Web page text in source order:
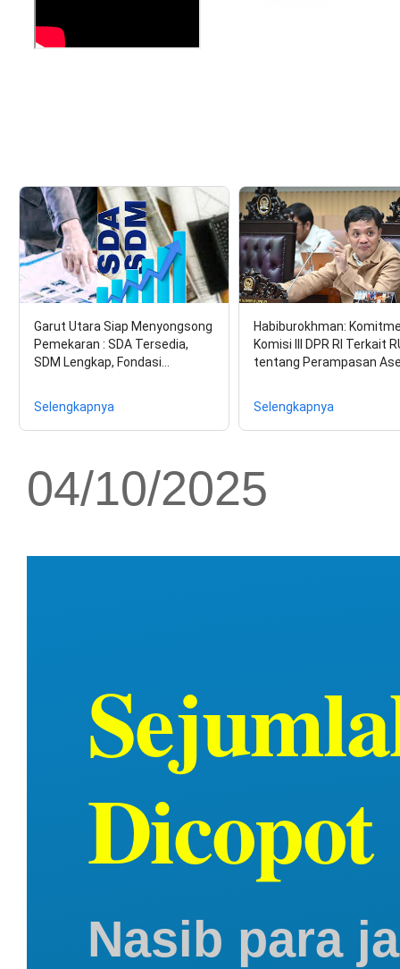
Garut Utara Siap Menyongsong
Pemekaran : SDA Tersedia,
SDM Lengkap, Fondasi…
Selengkapnya
Habiburokhman:
Komisi III DPR RI Terkait
tentang Perampasan
Selengkapnya
04/10/2025
Dicopot
Nasib para